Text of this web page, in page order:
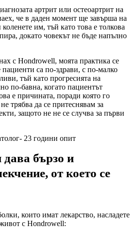
артрит или остеоартрит на
че в даден момент ще завърша на
им, тъй като това е толкова
докато човекът не бъде напълно
с Hondrowell, моята практика се
са по-здрави, с по-малко
тъй като прогресията на
по-бавна, когато пациентът
е причината, поради която го
трябва да се притеснявам за
защото не не се случва за първи
23 години опит
бързо и
от което се
които имат лекарство, насладете
с Hondrowell: